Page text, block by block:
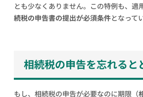
とも少なくありません。この特例も、適
続税の申告書の提出が必須条件となって
相続税の申告を忘れると
もし、相続税の申告が必要なのに期限（